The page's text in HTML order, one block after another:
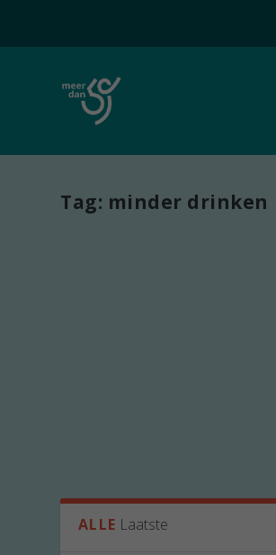
Tag: minder drinken
ALLE Laatste